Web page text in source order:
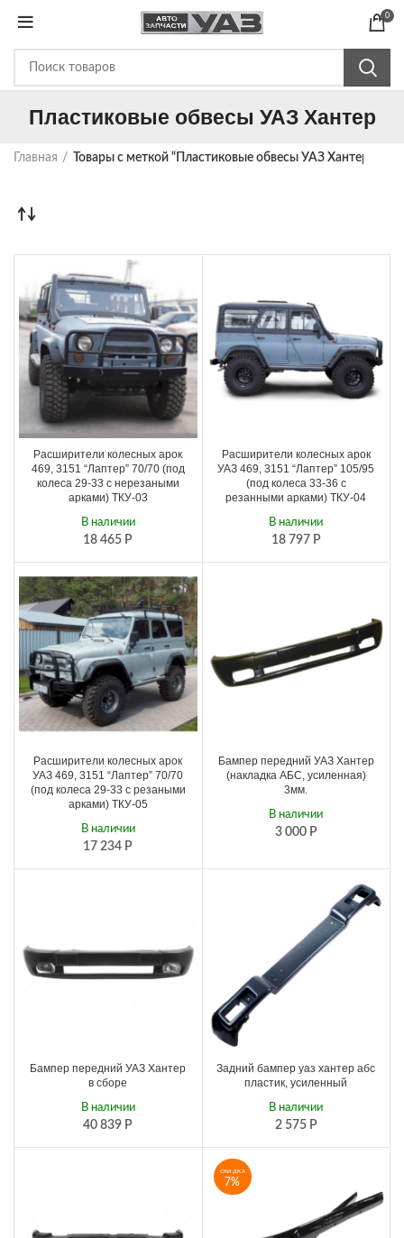
0
Пластиковые обвесы УАЗ Хантер
Главная Товары с меткой “Пластиковые обвесы УАЗ Хантер”
Расширители колесных арок
469, 3151 “Лаптер” 70/70 (под
колеса 29-33 с нерезаными
арками) ТКУ-03
18 465 Р
В наличии
Расширители колесных арок
УАЗ 469, 3151 “Лаптер” 105/95
(под колеса 33-36 с
резанными арками) ТКУ-04
18 797 Р
В наличии
Расширители колесных арок
УАЗ 469, 3151 “Лаптер” 70/70
(под колеса 29-33 с резаными
арками) ТКУ-05
17 234 Р
В наличии
Бампер передний УАЗ Хантер
(накладка АБС, усиленная)
3мм.
3 000 Р
В наличии
Бампер передний УАЗ Хантер
в сборе
40 839 Р
В наличии
Задний бампер уаз хантер абс
пластик, усиленный
2 575 Р
В наличии
СКИДКА
7%